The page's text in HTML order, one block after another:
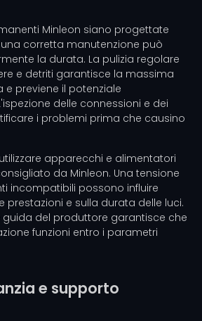
Minleon siano progettate
corretta manutenzione può
la durata. La pulizia regolare
e detriti garantisce la massima
e previene il potenziale
delle connessioni e dei
i problemi prima che causino
apparecchi e alimentatori
da Minleon. Una tensione
incompatibili possono influire
prestazioni e sulla durata delle luci.
guida del produttore garantisce che
funzioni entro i parametri
e supporto